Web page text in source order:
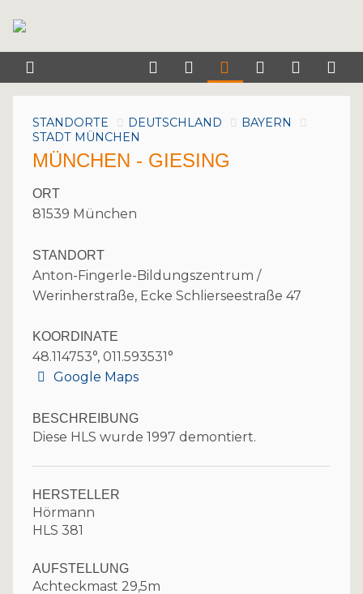
STANDORTE DEUTSCHLAND
BAYERN
STADT MÜNCHEN
MÜNCHEN - GIESING
ORT
81539 München
STANDORT
Anton-Fingerle-Bildungszentrum /
Werinherstraße, Ecke Schlierseestraße 47
KOORDINATE
48.114753°, 011.593531°
Google Maps
BESCHREIBUNG
Diese HLS wurde 1997 demontiert.
HERSTELLER
Hörmann
HLS 381
AUFSTELLUNG
Achteckmast 29,5m